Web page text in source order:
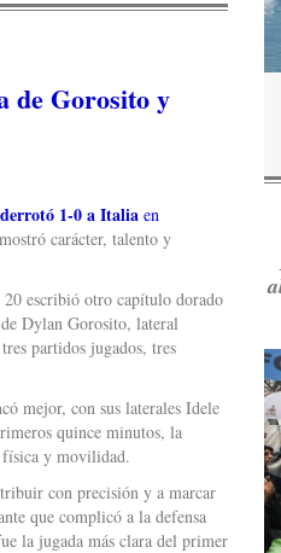
de Gorosito y
1-0 a Italia en
carácter, talento y
escribió otro capítulo dorado
Dylan Gorosito, lateral
partidos jugados, tres
mejor, con sus laterales Idele
quince minutos, la
física y movilidad.
con precisión y a marcar
que complicó a la defensa
la jugada más clara del primer